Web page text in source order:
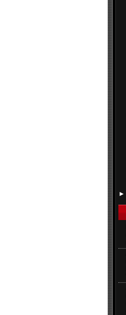
►